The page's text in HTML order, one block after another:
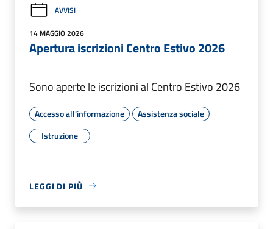
AVVISI
14 MAGGIO 2026
Apertura iscrizioni Centro Estivo 2026
Sono aperte le iscrizioni al Centro Estivo 2026
Accesso all'informazione
Assistenza sociale
Istruzione
LEGGI DI PIÙ